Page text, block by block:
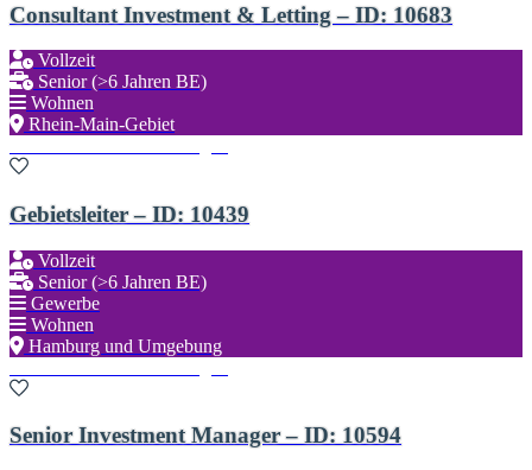
Consultant Investment & Letting – ID: 10683
Vollzeit
Senior (>6 Jahren BE)
Wohnen
Rhein-Main-Gebiet
Gebietsleiter – ID: 10439
Vollzeit
Senior (>6 Jahren BE)
Gewerbe
Wohnen
Hamburg und Umgebung
Senior Investment Manager – ID: 10594